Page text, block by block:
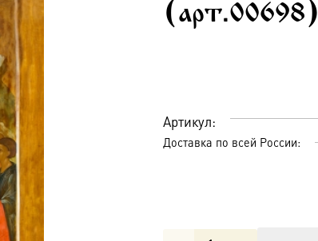
(арт.00698)
Артикул:
Доставка по всей России: